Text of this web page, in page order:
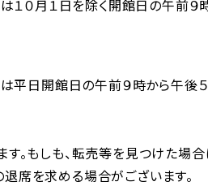
１０月１日を除く開館日の午前
は平日開館日の午前９時から午後
。もしも、転売等を見つけた場合
席を求める場合がございます。